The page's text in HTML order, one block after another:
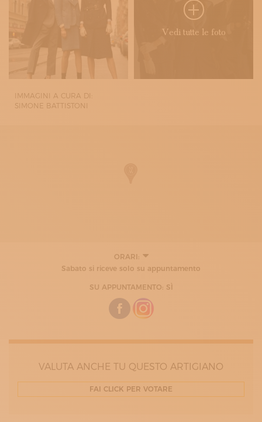
Vedi tutte le foto
IMMAGINI A CURA DI:
SIMONE BATTISTONI
ORARI:
LUNEDÌ
14:00 - 17:00
MARTEDÌ
10:00 - 13:00
14:00 - 17:00
14:00 - 17:00
10:00 - 13:00
VENERDÌ
10:00 - 13:00
Sabato si riceve solo su appuntamento
SU APPUNTAMENTO: SÌ
VALUTA ANCHE TU QUESTO ARTIGIANO
FAI CLICK PER VOTARE